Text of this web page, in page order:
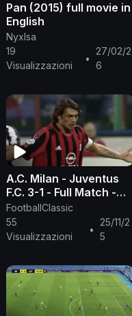
Pan (2015) full movie in
English
NyxIsa
19
Visualizzazioni
•
27/02/2
6
A.C. Milan - Juventus
F.C. 3-1 - Full Match -
Serie A 2005/2006
FootballClassic
55
Visualizzazioni
•
25/11/2
5